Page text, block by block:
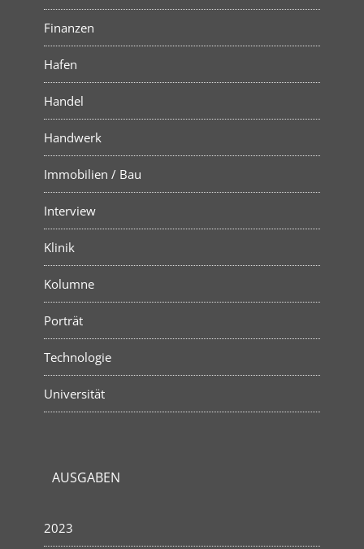
Finanzen
Hafen
Handel
Handwerk
Immobilien / Bau
Interview
Klinik
Kolumne
Porträt
Technologie
Universität
AUSGABEN
2023